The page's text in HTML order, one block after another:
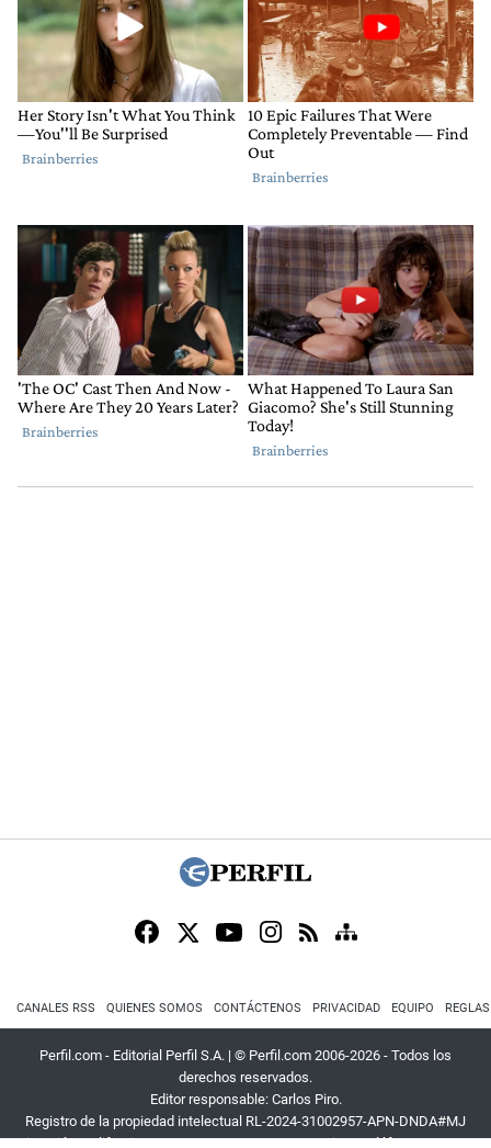
CANALES RSS QUIENES SOMOS CONTÁCTENOS PRIVACIDAD EQUIPO
Perfil.com - Editorial Perfil S.A. | © Perfil.com 2006-2026 - Todos los
derechos reservados.
Editor responsable: Carlos Piro.
Registro de la propiedad intelectual RL-2024-31002957-APN-DNDA#MJ
Dirección:California 2715,C1289ABI,CABA, Argentina| Teléfono:+54 9 11